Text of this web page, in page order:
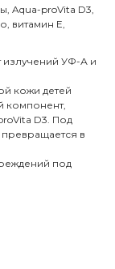
Aqua-proVita D3,
витамин E,
излучений УФ-А и
кожи детей
компонент,
D3. Под
в
под